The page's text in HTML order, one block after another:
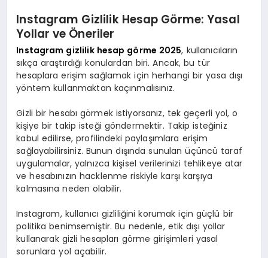
Instagram Gizlilik Hesap Görme: Yasal
Yollar ve Öneriler
Instagram gizlilik hesap görme 2025, kullanıcıların
sıkça araştırdığı konulardan biri. Ancak, bu tür
hesaplara erişim sağlamak için herhangi bir yasa dışı
yöntem kullanmaktan kaçınmalısınız.
Gizli bir hesabı görmek istiyorsanız, tek geçerli yol, o
kişiye bir takip isteği göndermektir. Takip isteğiniz
kabul edilirse, profilindeki paylaşımlara erişim
sağlayabilirsiniz. Bunun dışında sunulan üçüncü taraf
uygulamalar, yalnızca kişisel verilerinizi tehlikeye atar
ve hesabınızın hacklenme riskiyle karşı karşıya
kalmasına neden olabilir.
Instagram, kullanıcı gizliliğini korumak için güçlü bir
politika benimsemiştir. Bu nedenle, etik dışı yollar
kullanarak gizli hesapları görme girişimleri yasal
sorunlara yol açabilir.